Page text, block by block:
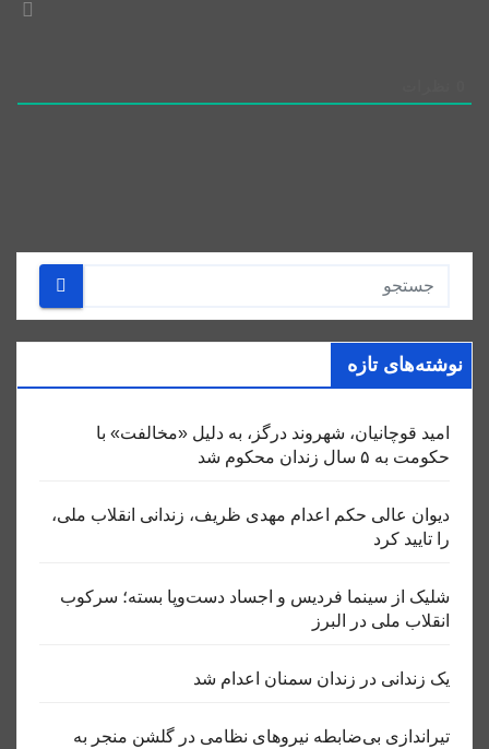
نوشته‌های تازه
امید قوچانیان، شهروند درگز، به دلیل «مخالفت» با
حکومت به ۵ سال زندان محکوم شد
دیوان عالی حکم اعدام مهدی ظریف، زندانی انقلاب ملی،
را تایید کرد
شلیک از سینما فردیس و اجساد دست‌وپا بسته؛ سرکوب
انقلاب ملی در البرز
یک زندانی در زندان سمنان اعدام شد
تیراندازی بی‌ضابطه نیروهای نظامی در گلشن منجر به